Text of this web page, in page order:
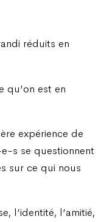
réduits en
qu’on est en
expérience de
s se questionnent
sur ce qui nous
l’identité, l’amitié,